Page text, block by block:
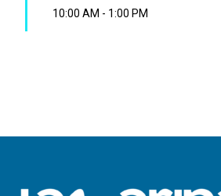
10:00 AM - 1:00 PM